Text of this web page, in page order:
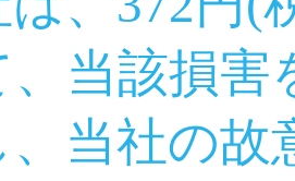
、当該損
当社の故